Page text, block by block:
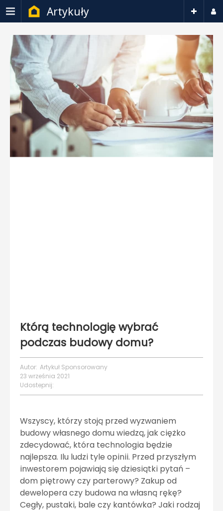
Artykuły
Którą technologię wybrać
podczas budowy domu?
Autor: Artykuł Sponsorowany
23 września 2021
Udostepnij:
Wszyscy, którzy stoją przed wyzwaniem
budowy własnego domu wiedzą, jak ciężko
zdecydować, która technologia będzie
najlepsza. Ilu ludzi tyle opinii. Przed przyszłym
inwestorem pojawiają się dziesiątki pytań –
dom piętrowy czy parterowy? Zakup od
dewelopera czy budowa na własną rękę?
Cegły, pustaki, bale czy kantówka? Jaki rodzaj